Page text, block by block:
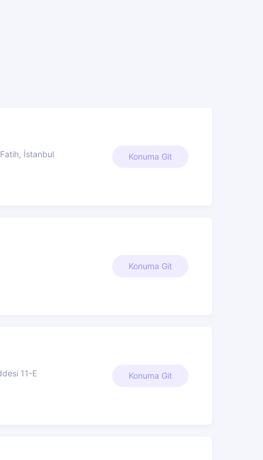
İstanbul
Konuma Git
Konuma Git
11-E
Konuma Git